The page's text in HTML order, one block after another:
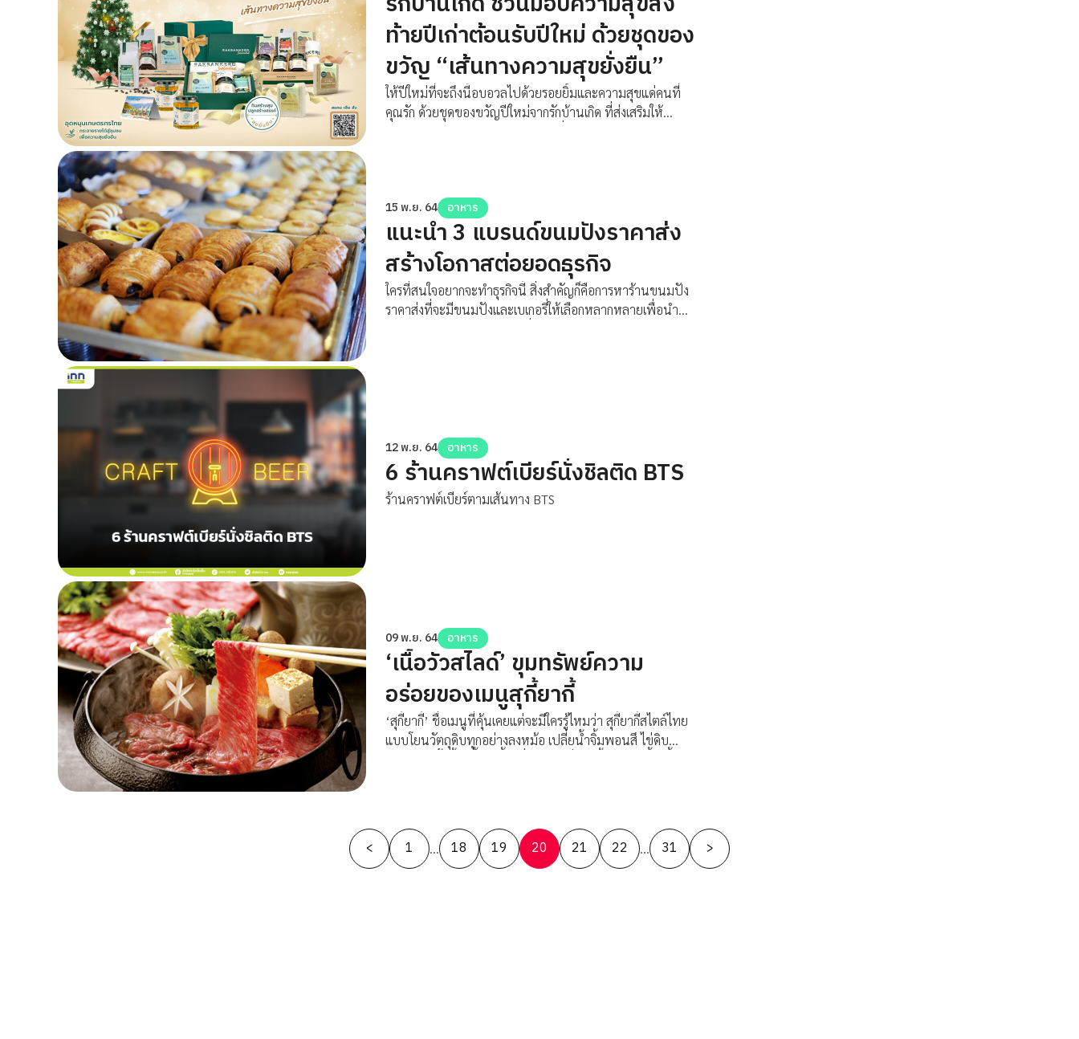
ท้ายปีเก่าต้อนรับปีใหม่ ด้วยชุดของ
ขวัญ “เส้นทางความสุขยั่งยืน”
ให้ปีใหม่ที่จะถึงนี้อบอวลไปด้วยรอยยิ้มและความสุขแด่คนที่
คุณรัก ด้วยชุดของขวัญปีใหม่จากรักบ้านเกิด ที่ส่งเสริมให้
15 พ.ย. 64 อาหาร
แนะนำ 3 แบรนด์ขนมปังราคาส่ง
สร้างโอกาสต่อยอดธุรกิจ
ใครที่สนใจอยากจะทำธุรกิจนี้ สิ่งสำคัญก็คือการหาร้านขนมปัง
ราคาส่งที่จะมีขนมปังและเบเกอรี่ให้เลือกหลากหลายเพื่อนำมา
12 พ.ย. 64 อาหาร
6 ร้านคราฟต์เบียร์นั่งชิลติด BTS
ร้านคราฟต์เบียร์ตามเส้นทาง BTS
09 พ.ย. 64 อาหาร
‘เนื้อวัวสไลด์’ ขุมทรัพย์ความ
อร่อยของเมนูสุกี้ยากี้
‘สุกี้ยากี้’ ชื่อเมนูที่คุ้นเคยแต่จะมีใครรู้ไหมว่า สุกี้ยากี้สไตล์ไทย
แบบโยนวัตถุดิบทุกอย่างลงหม้อ เปลี่ยน้ำจิ้มพอนสึ ไข่ดิบ
เพื่อเข้าถึงรสชาติที่แท้จริง
Posts
pagination
< 1 … 18 19 20 21 22 … 31 >